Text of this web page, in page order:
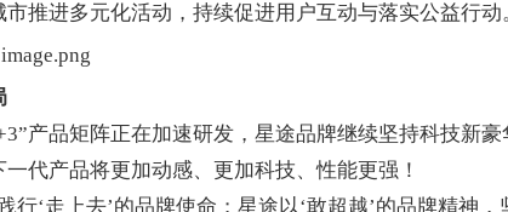
推进多元化活动，持续促进用户互动与落实公益行动
产品矩阵正在加速研发，星途品牌继续坚持科技新豪
代产品将更加动感、更加科技、性能更强！
走上去’的品牌使命；星途以‘敢超越’的品牌精神，